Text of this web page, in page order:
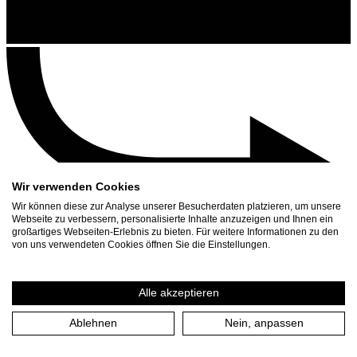
Kontakt
Presse Download
Wir verwenden Cookies
Wir können diese zur Analyse unserer Besucherdaten platzieren, um unsere
Webseite zu verbessern, personalisierte Inhalte anzuzeigen und Ihnen ein
großartiges Webseiten-Erlebnis zu bieten. Für weitere Informationen zu den
von uns verwendeten Cookies öffnen Sie die Einstellungen.
Alle akzeptieren
Ablehnen Nein, anpassen